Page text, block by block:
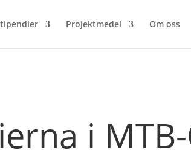
Projektmedel Om oss
i